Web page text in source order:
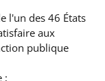
l'un des 46 États
aux
publique
;